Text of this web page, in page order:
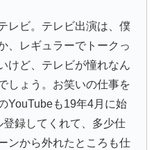
レビ。テレビ出演は、僕
、レギュラーでトークっ
けど、テレビが憧れなん
しょう。お笑いの仕事を
YouTubeも19年4月に始
録してくれて、多少仕
ンから外れたところも仕